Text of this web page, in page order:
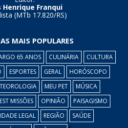
Henrique Franqui
(MTb 17.820/RS)
MAIS POPULARES
65 ANOS CULINÁRIA
CULTURA
ESPORTES GERAL
HORÓSCOPO
MEU PET
MÚSICA
MISSÕES OPINIÃO
PAISAGISMO
LEGAL REGIÃO
SAÚDE